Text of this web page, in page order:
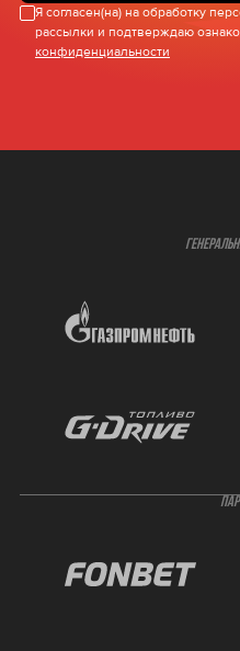
Я согласен(на) на обработку
рассылки и подтверждаю
конфиденциальности